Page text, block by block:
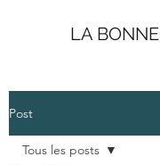
LA BONNE
Post
Tous les posts